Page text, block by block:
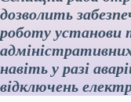
дозволить
роботу установи
навіть у разі
відключень